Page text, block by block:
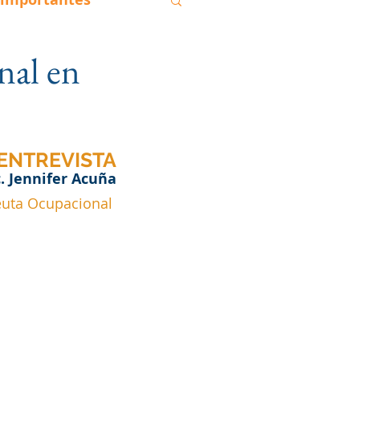
en
Jennifer Acuña
Ocupacional